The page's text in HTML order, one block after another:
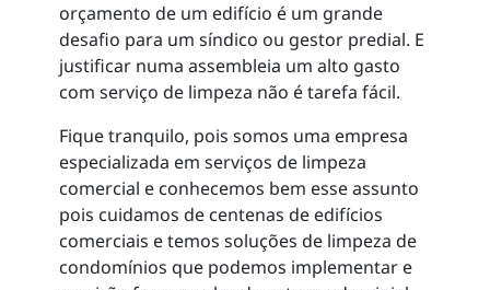
orçamento de um edifício é um grande
desafio para um síndico ou gestor predial. E
justificar numa assembleia um alto gasto
com serviço de limpeza não é tarefa fácil.
Fique tranquilo, pois somos uma empresa
especializada em serviços de limpeza
comercial e conhecemos bem esse assunto
pois cuidamos de centenas de edifícios
comerciais e temos soluções de limpeza de
condomínios que podemos implementar e